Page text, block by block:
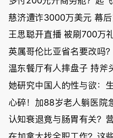
慈济遭诈3000万美元 幕
王思聪开直播 被刷700万
英属哥伦比亚省名要改吗
温东餐厅有人摔盘子 持斧
她研究中国人的性与欲：
心碎！加88岁老人躺医院
认知衰退竟与肠胃有关？